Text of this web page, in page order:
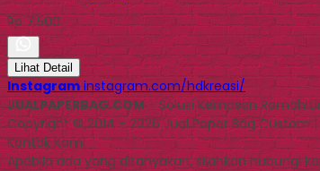
Rp 7.500
Lihat Detail
Instagram instagram.com/hdkreasi/
JUALPAPERBAG.COM- Solusi Kemasan Ramah
Copyright © 2014 - 2026 Jual Paper Bag Custom
Kontak Kami
Apabila ada yang ditanyakan, silahkan hubungi